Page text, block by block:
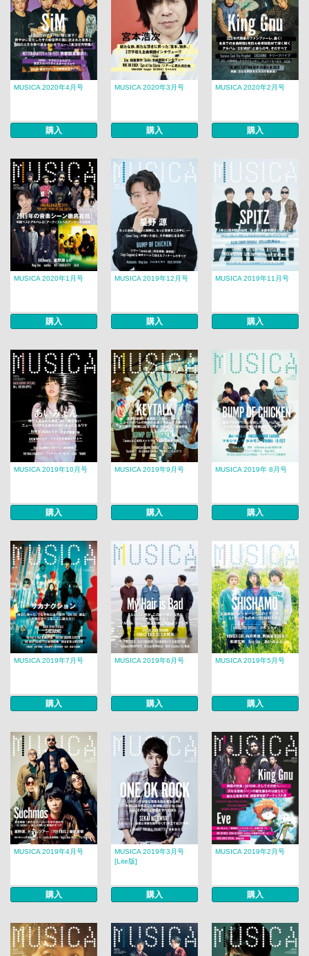
MUSICA 2020年4月号
購入
MUSICA 2020年3月号
購入
MUSICA 2020年2月号
購入
MUSICA 2020年1月号
購入
MUSICA 2019年12月号
購入
MUSICA 2019年11月号
購入
MUSICA 2019年10月号
購入
MUSICA 2019年9月号
購入
MUSICA 2019年 8月号​​
購入
MUSICA 2019年7月号
購入
MUSICA 2019年6月号
購入
MUSICA 2019年5月号
購入
MUSICA 2019年4月号
購入
MUSICA 2019年3月号
[Lite版]
購入
MUSICA 2019年2月号
購入